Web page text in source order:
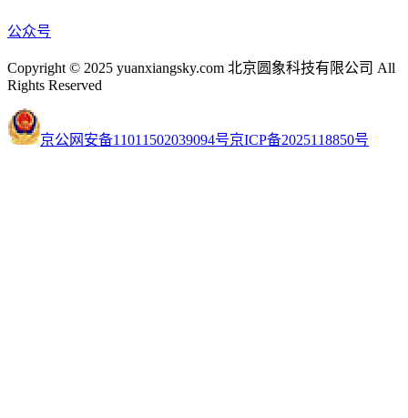
公众号
Copyright © 2025 yuanxiangsky.com 北京圆象科技有限公司 All
Rights Reserved
京公网安备11011502039094号京ICP备2025118850号